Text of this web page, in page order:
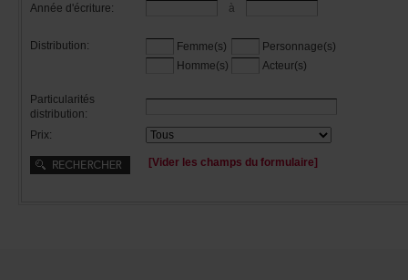
Annéed'écriture:
à
Distribution: Femme(s)
Personnage(s)
Homme(s)
Acteur(s)
Particularités
distribution:
Prix:
[Viderleschampsduformulaire]